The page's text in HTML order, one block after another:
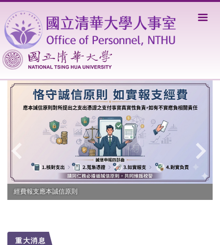
到
主
要
內
容
區
經費報支應本誠信原則
重大消息